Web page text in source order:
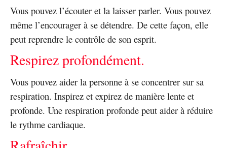
Vous pouvez l’écouter et la laisser parler. Vous pouvez
même l’encourager à se détendre. De cette façon, elle
peut reprendre le contrôle de son esprit.
Respirez profondément.
Vous pouvez aider la personne à se concentrer sur sa
respiration. Inspirez et expirez de manière lente et
profonde. Une respiration profonde peut aider à réduire
le rythme cardiaque.